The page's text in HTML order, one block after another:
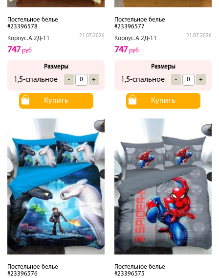
Постельное белье
#23396578
Корпус.А.2Д-11
21.07.2026
747 руб
Размеры
1,5-спальное - +
Купить
Постельное белье
#23396577
Корпус.А.2Д-11
21.07.2026
747 руб
Размеры
1,5-спальное - +
Купить
Постельное белье
#23396576
Постельное белье
#23396575